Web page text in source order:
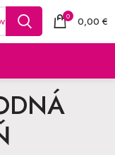
0 0,00 €